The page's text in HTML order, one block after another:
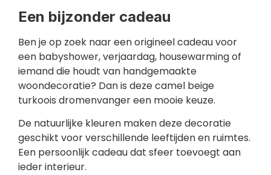
Een bijzonder cadeau
Ben je op zoek naar een origineel cadeau voor
een babyshower, verjaardag, housewarming of
iemand die houdt van handgemaakte
woondecoratie? Dan is deze camel beige
turkoois dromenvanger een mooie keuze.
De natuurlijke kleuren maken deze decoratie
geschikt voor verschillende leeftijden en ruimtes.
Een persoonlijk cadeau dat sfeer toevoegt aan
ieder interieur.